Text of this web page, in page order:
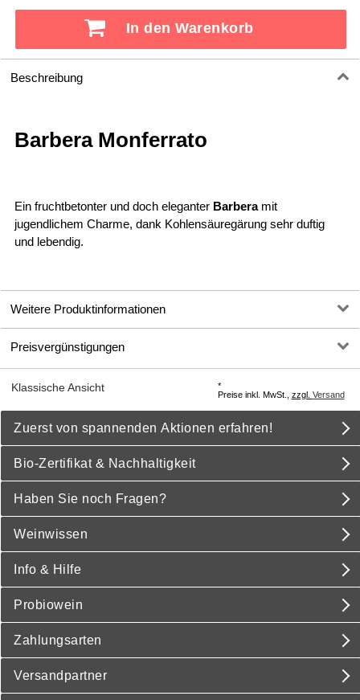
In den Warenkorb
Beschreibung
Barbera Monferrato
Ein fruchtbetonter und doch eleganter Barbera mit
jugendlichem Charme, dank Kohlensäuregärung sehr duftig
und lebendig.
Weitere Produktinformationen
Preisvergünstigungen
Klassische Ansicht
*
Preise inkl. MwSt., zzgl. Versand
Zuerst von spannenden Aktionen erfahren!
Bio-Zertifikat & Nachhaltigkeit
Haben Sie noch Fragen?
Weinwissen
Info & Hilfe
Probiowein
Zahlungsarten
Versandpartner